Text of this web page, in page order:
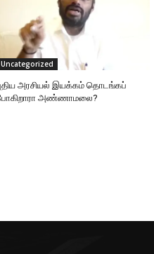
Uncategorized
அரசியல் இயக்கம் தொடங்கப்
அண்ணாமலை?